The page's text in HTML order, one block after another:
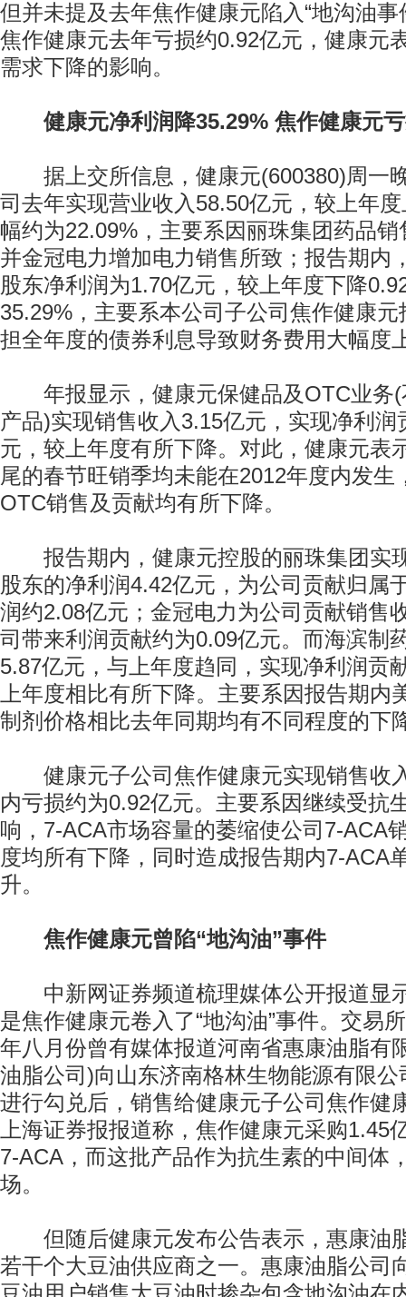
但并未提及去年焦作健康元陷入“地沟油事
焦作健康元去年亏损约0.92亿元，健康元
需求下降的影响。
健康元净利润降35.29% 焦作健康元
据上交所信息，健康元(600380)周一
司去年实现营业收入58.50亿元，较上年
幅约为22.09%，主要系因丽珠集团药品
并金冠电力增加电力销售所致；报告期内
股东净利润为1.70亿元，较上年度下降
35.29%，主要系本公司子公司焦作健康
担全年度的债券利息导致财务费用大幅度
年报显示，健康元保健品及OTC业务(
产品)实现销售收入3.15亿元，实现净利润
元，较上年度有所下降。对此，健康元表
尾的春节旺销季均未能在2012年度内发生
OTC销售及贡献均有所下降。
报告期内，健康元控股的丽珠集团实
股东的净利润4.42亿元，为公司贡献归属
润约2.08亿元；金冠电力为公司贡献销售
司带来利润贡献约为0.09亿元。而海滨制
5.87亿元，与上年度趋同，实现净利润贡
上年度相比有所下降。主要系因报告期内
制剂价格相比去年同期均有不同程度的下
健康元子公司焦作健康元实现销售收
内亏损约为0.92亿元。主要系因继续受抗
响，7-ACA市场容量的萎缩使公司7-ACA
度均所有下降，同时造成报告期内7-ACA
升。
焦作健康元曾陷“地沟油”事件
中新网证券频道梳理媒体公开报道显
是焦作健康元卷入了“地沟油”事件。交易
年八月份曾有媒体报道河南省惠康油脂有
油脂公司)向山东济南格林生物能源有限
进行勾兑后，销售给健康元子公司焦作健
上海证券报报道称，焦作健康元采购1.45
7-ACA，而这批产品作为抗生素的中间体
场。
但随后健康元发布公告表示，惠康油
若干个大豆油供应商之一。惠康油脂公司